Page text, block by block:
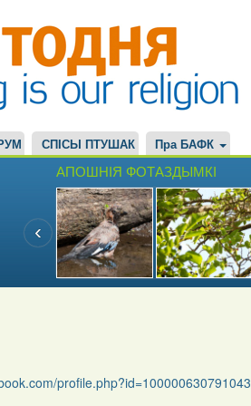
СПІСЫ ПТУШАК Пра БАФК
АПОШНІЯ ФОТАЗДЫМКІ
profile.php?id=100000630791043